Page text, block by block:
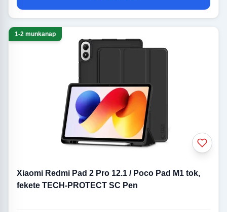
1-2 munkanap
Xiaomi Redmi Pad 2 Pro 12.1 / Poco Pad M1 tok,
fekete TECH-PROTECT SC Pen